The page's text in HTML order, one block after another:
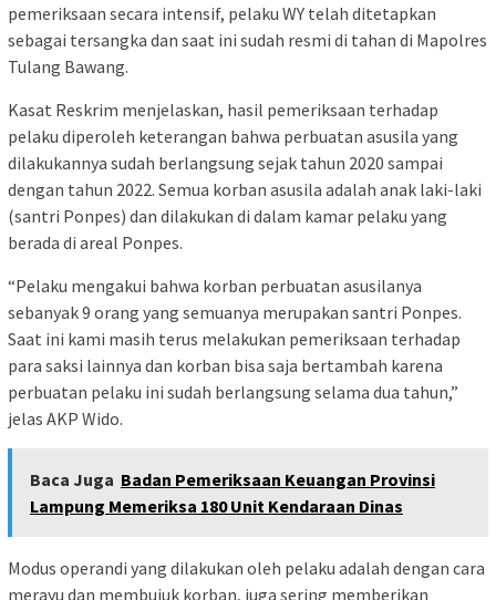
pemeriksaan secara intensif, pelaku WY telah ditetapkan
sebagai tersangka dan saat ini sudah resmi di tahan di Mapolres
Tulang Bawang.
Kasat Reskrim menjelaskan, hasil pemeriksaan terhadap
pelaku diperoleh keterangan bahwa perbuatan asusila yang
dilakukannya sudah berlangsung sejak tahun 2020 sampai
dengan tahun 2022. Semua korban asusila adalah anak laki-laki
(santri Ponpes) dan dilakukan di dalam kamar pelaku yang
berada di areal Ponpes.
“Pelaku mengakui bahwa korban perbuatan asusilanya
sebanyak 9 orang yang semuanya merupakan santri Ponpes.
Saat ini kami masih terus melakukan pemeriksaan terhadap
para saksi lainnya dan korban bisa saja bertambah karena
perbuatan pelaku ini sudah berlangsung selama dua tahun,”
jelas AKP Wido.
Baca Juga Badan Pemeriksaan Keuangan Provinsi
Lampung Memeriksa 180 Unit Kendaraan Dinas
Modus operandi yang dilakukan oleh pelaku adalah dengan cara
merayu dan membujuk korban, juga sering memberikan